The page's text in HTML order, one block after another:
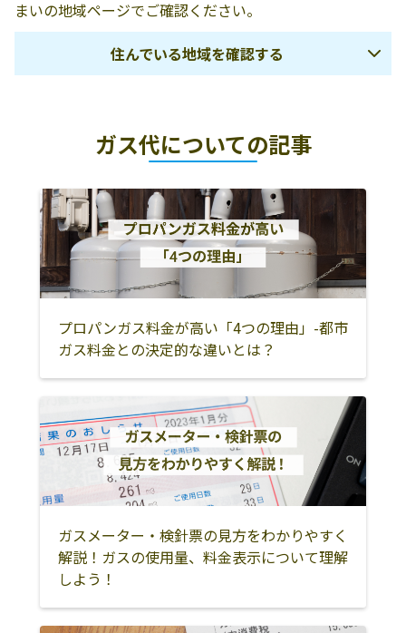
まいの地域ページでご確認ください。
住んでいる地域を確認する
北群馬郡吉岡町
北群馬郡榛東村
佐波郡玉村町
安中市
多野郡神流町
多野郡上野村
甘楽郡下仁田町
甘楽郡甘楽町
甘楽郡南牧村
吾妻郡中之条町
吾妻郡東吾妻町
吾妻郡長野原町
吾妻郡嬬恋村
吾妻郡草津町
吾妻郡高山村
沼田市
利根郡片品村
利根郡みなかみ
利根郡昭和村 桐生市
太田市 館林市
みどり市
邑楽郡板倉町
邑楽郡明和町
邑楽郡千代田町
邑楽郡大泉町
邑楽郡邑楽町
ガス代についての記事
プロパンガス料金が高い「4つの理由」-都市
ガス料金との決定的な違いとは？
ガスメーター・検針票の見方をわかりやすく
解説！ガスの使用量、料金表示について理解
しよう！